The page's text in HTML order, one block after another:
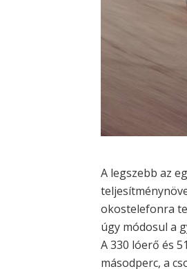
A legszebb az
okostelefonra
úgy módosul a
A 330 lóerő és
másodperc, a